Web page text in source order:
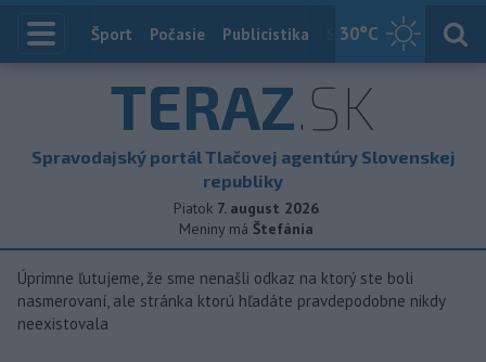
30°C
Index
Šport Počasie Publicistika Slovensko
TERAZ.SK
Spravodajský portál Tlačovej agentúry Slovenskej
republiky
Piatok 7. august 2026
Meniny má Štefánia
Úprimne ľutujeme, že sme nenašli odkaz na ktorý ste boli
nasmerovaní, ale stránka ktorú hľadáte pravdepodobne nikdy
neexistovala